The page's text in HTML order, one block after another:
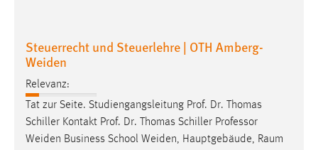
Steuerrecht und Steuerlehre | OTH Amberg-
Weiden
Relevanz:
Tat zur Seite. Studiengangsleitung Prof. Dr. Thomas
Schiller Kontakt Prof. Dr. Thomas Schiller Professor
Weiden Business School Weiden, Hauptgebäude, Raum
Zweck:
Zugriffsstatistik
Cookie Laufzeit:
Max. 13 Monate